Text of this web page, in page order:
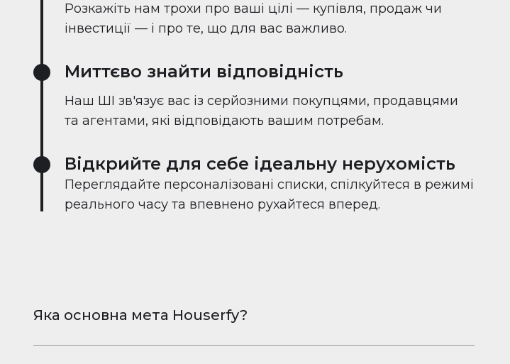
Розкажіть нам трохи про ваші цілі — купівля, продаж чи
інвестиції — і про те, що для вас важливо.
Миттєво знайти відповідність
Наш ШІ зв'язує вас із серйозними покупцями, продавцями
та агентами, які відповідають вашим потребам.
Відкрийте для себе ідеальну нерухомість
Переглядайте персоналізовані списки, спілкуйтеся в режимі
реального часу та впевнено рухайтеся вперед.
Яка основна мета Houserfy?